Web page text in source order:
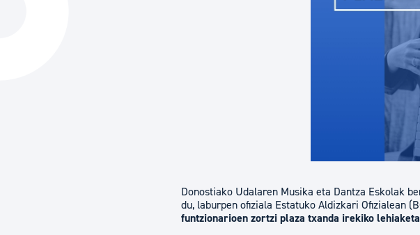
Donostiako Udalaren Musika eta Dantza Eskolak
du, laburpen ofiziala Estatuko Aldizkari Ofizialean
funtzionarioen zortzi plaza txanda irekiko